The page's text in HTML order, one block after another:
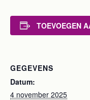
TOEVOEGEN
GEGEVENS
Datum:
4 november 2025